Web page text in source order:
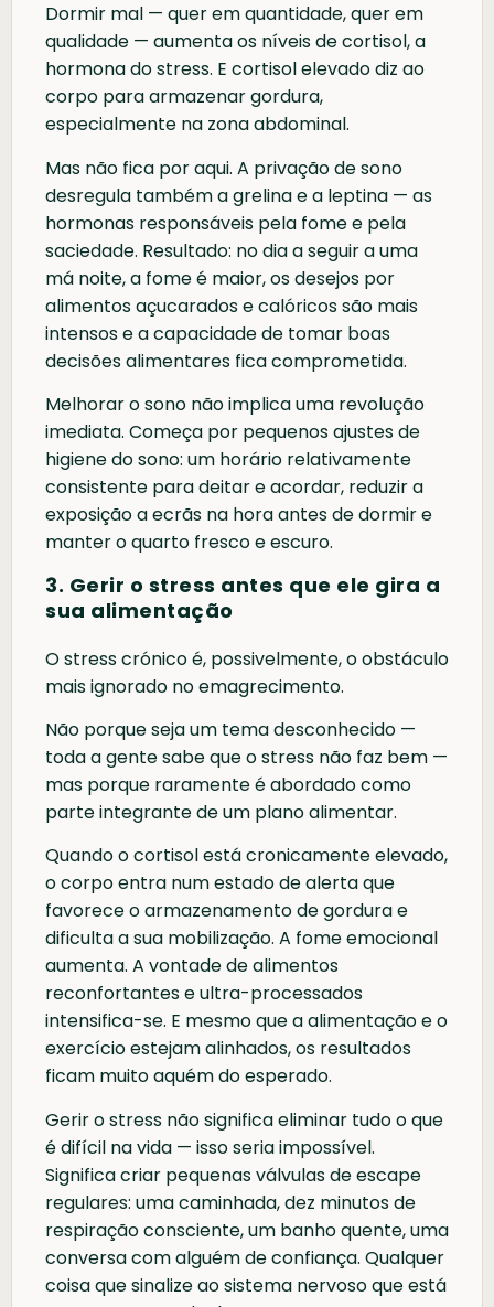
Dormir mal — quer em quantidade, quer em
qualidade — aumenta os níveis de cortisol, a
hormona do stress. E cortisol elevado diz ao
corpo para armazenar gordura,
especialmente na zona abdominal.
Mas não fica por aqui. A privação de sono
desregula também a grelina e a leptina — as
hormonas responsáveis pela fome e pela
saciedade. Resultado: no dia a seguir a uma
má noite, a fome é maior, os desejos por
alimentos açucarados e calóricos são mais
intensos e a capacidade de tomar boas
decisões alimentares fica comprometida.
Melhorar o sono não implica uma revolução
imediata. Começa por pequenos ajustes de
higiene do sono: um horário relativamente
consistente para deitar e acordar, reduzir a
exposição a ecrãs na hora antes de dormir e
manter o quarto fresco e escuro.
3. Gerir o stress antes que ele gira a
sua alimentação
O stress crónico é, possivelmente, o obstáculo
mais ignorado no emagrecimento.
Não porque seja um tema desconhecido —
toda a gente sabe que o stress não faz bem —
mas porque raramente é abordado como
parte integrante de um plano alimentar.
Quando o cortisol está cronicamente elevado,
o corpo entra num estado de alerta que
favorece o armazenamento de gordura e
dificulta a sua mobilização. A fome emocional
aumenta. A vontade de alimentos
reconfortantes e ultra-processados
intensifica-se. E mesmo que a alimentação e o
exercício estejam alinhados, os resultados
ficam muito aquém do esperado.
Gerir o stress não significa eliminar tudo o que
é difícil na vida — isso seria impossível.
Significa criar pequenas válvulas de escape
regulares: uma caminhada, dez minutos de
respiração consciente, um banho quente, uma
conversa com alguém de confiança. Qualquer
coisa que sinalize ao sistema nervoso que está